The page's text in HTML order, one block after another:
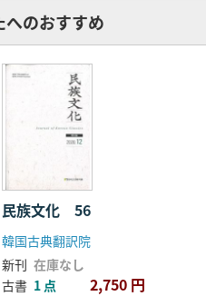
へのおすすめ
民族文化 56
韓国古典翻訳院
新刊 在庫なし
古書 1 点 2,750 円